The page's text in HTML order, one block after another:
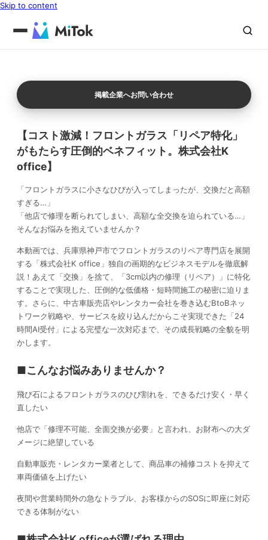
Skip to content
【コスト激減！フロントガラス「リペア特化」
がもたらす圧倒的ベネフィット。株式会社K
office】
「フロントガラスに小さなひびが入ってしまったが、交換だと高額
すぎる…」
「他店で修理を断られてしまい、高額な全交換を迫られている…」
そんなお悩みを抱えていませんか？
本動画では、兵庫県神戸市でフロントガラスのリペア専門店を展開
する「株式会社K office」独自の画期的なビジネスモデルを徹底解
説！あえて「交換」を捨て、「3cm以内の修理（リペア）」に特化
することで実現した、圧倒的な低価格・短時間施工の秘密に迫りま
す。さらに、中古車販売店やレンタカー会社を巻き込むBtoBネッ
トワーク戦略や、サービスを絞り込んだからこそ実現できた「24
時間AI受付」による完璧な一次対応まで、その成長戦略の全貌を明
かします。
■こんなお悩みありませんか？
飛び石によるフロントガラスのひび割れを、できるだけ安く・早く
直したい
他店で「修理不可能、全面交換が必要」と言われ、お財布への大ダ
メージに絶望している
自動車販売・レンタカー業者として、商品車の補修コストを抑えて
車両価値を上げたい
夜間や営業時間外の急なトラブル、お客様からのSOSに即座に対応
できる体制がない
掲載企業へお問い合わせ